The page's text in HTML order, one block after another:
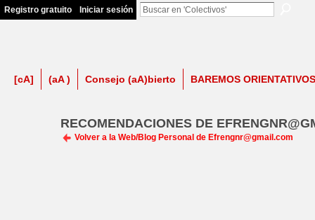
Registro gratuito Iniciar sesión
[cA] (aA ) Consejo (aA)bierto BAREMOS ORIENTATIVOS
RECOMENDACIONES DE
Volver a la Web/Blog Personal de Efrengnr@gmail.com